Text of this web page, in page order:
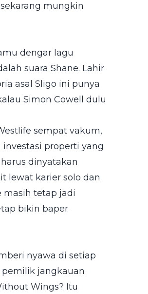
mungkin
dengar lagu
suara Shane. Lahir
asal Sligo ini punya
Simon Cowell dulu
sempat vakum,
properti yang
dinyatakan
lewat karier solo dan
masih tetap jadi
bikin baper
nyawa di setiap
pemilik jangkauan
Wings? Itu